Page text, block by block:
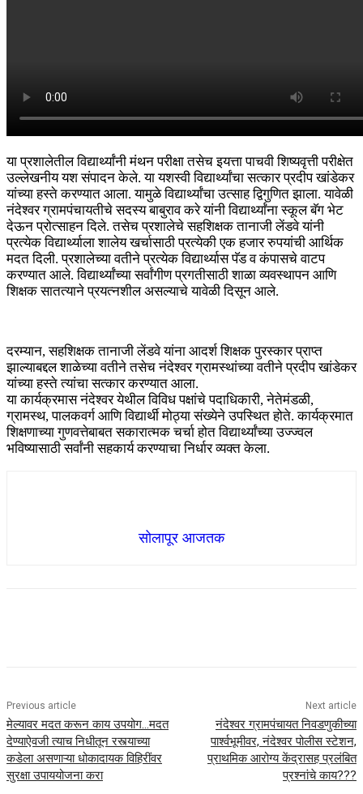
या प्रशालेतील विद्यार्थ्यांनी मंथन परीक्षा तसेच इयत्ता पाचवी शिष्यवृत्ती परीक्षेत
उल्लेखनीय यश संपादन केले. या यशस्वी विद्यार्थ्यांचा सत्कार प्रदीप खांडेकर
यांच्या हस्ते करण्यात आला. यामुळे विद्यार्थ्यांचा उत्साह द्विगुणित झाला. यावेळी
नंदेश्वर ग्रामपंचायतीचे सदस्य बाबुराव करे यांनी विद्यार्थ्यांना स्कूल बॅग भेट
देऊन प्रोत्साहन दिले. तसेच प्रशालेचे सहशिक्षक तानाजी लेंडवे यांनी
प्रत्येक विद्यार्थ्याला शालेय खर्चासाठी प्रत्येकी एक हजार रुपयांची आर्थिक
मदत दिली. प्रशालेच्या वतीने प्रत्येक विद्यार्थ्यास पॅड व कंपासचे वाटप
करण्यात आले. विद्यार्थ्यांच्या सर्वांगीण प्रगतीसाठी शाळा व्यवस्थापन आणि
शिक्षक सातत्याने प्रयत्नशील असल्याचे यावेळी दिसून आले.
दरम्यान, सहशिक्षक तानाजी लेंडवे यांना आदर्श शिक्षक पुरस्कार प्राप्त
झाल्याबद्दल शाळेच्या वतीने तसेच नंदेश्वर ग्रामस्थांच्या वतीने प्रदीप खांडेकर
यांच्या हस्ते त्यांचा सत्कार करण्यात आला.
या कार्यक्रमास नंदेश्वर येथील विविध पक्षांचे पदाधिकारी, नेतेमंडळी,
ग्रामस्थ, पालकवर्ग आणि विद्यार्थी मोठ्या संख्येने उपस्थित होते. कार्यक्रमात
शिक्षणाच्या गुणवत्तेबाबत सकारात्मक चर्चा होत विद्यार्थ्यांच्या उज्ज्वल
भविष्यासाठी सर्वांनी सहकार्य करण्याचा निर्धार व्यक्त केला.
सोलापूर आजतक
Previous article
मेल्यावर मदत करून काय उपयोग…मदत
देण्याऐवजी त्याच निधीतून रस्त्याच्या
कडेला असणाऱ्या धोकादायक विहिरींवर
सुरक्षा उपाययोजना करा
Next article
नंदेश्वर ग्रामपंचायत निवडणुकीच्या
पार्श्वभूमीवर, नंदेश्वर पोलीस स्टेशन,
प्राथमिक आरोग्य केंद्रासह प्रलंबित
प्रश्नांचे काय???